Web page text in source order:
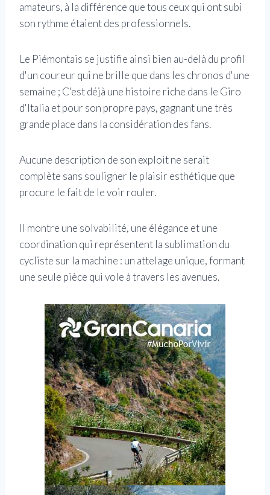
amateurs, à la différence que tous ceux qui ont subi
son rythme étaient des professionnels.
Le Piémontais se justifie ainsi bien au-delà du profil
d'un coureur qui ne brille que dans les chronos d'une
semaine ; C'est déjà une histoire riche dans le Giro
d'Italia et pour son propre pays, gagnant une très
grande place dans la considération des fans.
Aucune description de son exploit ne serait
complète sans souligner le plaisir esthétique que
procure le fait de le voir rouler.
Il montre une solvabilité, une élégance et une
coordination qui représentent la sublimation du
cycliste sur la machine : un attelage unique, formant
une seule pièce qui vole à travers les avenues.